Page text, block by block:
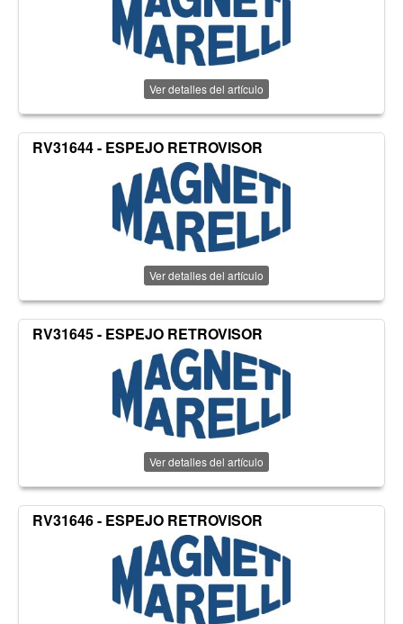
Ver detalles del artículo
RV31644 - ESPEJO RETROVISOR
Ver detalles del artículo
RV31645 - ESPEJO RETROVISOR
Ver detalles del artículo
RV31646 - ESPEJO RETROVISOR